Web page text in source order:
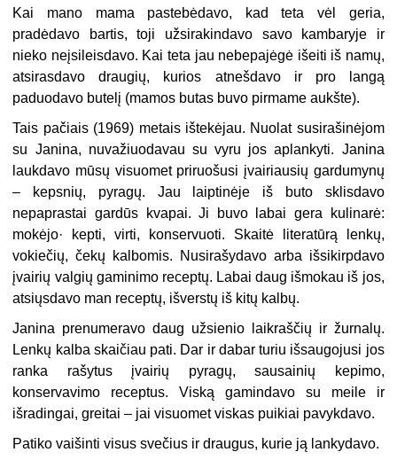
Kai mano mama pastebėdavo, kad teta vėl geria,
pradėdavo bartis, toji užsirakindavo savo kambaryje ir
nieko neįsileisdavo. Kai teta jau nebepajėgė išeiti iš namų,
atsirasdavo draugių, kurios atnešdavo ir pro langą
paduodavo butelį (mamos butas buvo pirmame aukšte).
Tais pačiais (1969) metais ištekėjau. Nuolat susirašinėjom
su Janina, nuvažiuodavau su vyru jos aplankyti. Janina
laukdavo mūsų visuomet priruošusi įvairiausių gardumynų
– kepsnių, pyragų. Jau laiptinėje iš buto sklisdavo
nepaprastai gardūs kvapai. Ji buvo labai gera kulinarė:
mokėjo· kepti, virti, konservuoti. Skaitė literatūrą lenkų,
vokiečių, čekų kalbomis. Nusirašydavo arba išsikirpdavo
įvairių valgių gaminimo receptų. Labai daug išmokau iš jos,
atsiųsdavo man receptų, išverstų iš kitų kalbų.
Janina prenumeravo daug užsienio laikraščių ir žurnalų.
Lenkų kalba skaičiau pati. Dar ir dabar turiu išsaugojusi jos
ranka rašytus įvairių pyragų, sausainių kepimo,
konservavimo receptus. Viską gamindavo su meile ir
išradingai, greitai – jai visuomet viskas puikiai pavykdavo.
Patiko vaišinti visus svečius ir draugus, kurie ją lankydavo.